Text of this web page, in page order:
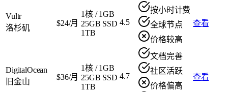
Vultr
洛杉矶
$24/月
1核/1GB
25GB SSD
1TB
4.5
按小时计费
全球节点
价格较高
查看
DigitalOcean
旧金山
$36/月
1核/1GB
25GB SSD
1TB
4.7
文档完善
社区活跃
价格偏高
查看